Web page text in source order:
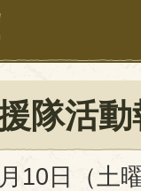
隊活動
10日（土